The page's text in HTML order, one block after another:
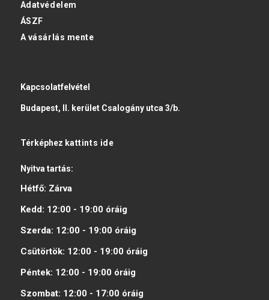
Adatvédelem
ÁSZF
A vásárlás mente
Kapcsolatfelvétel
Budapest, II. kerület Csalogány utca 3/b.
Térképhez kattints ide
Nyitva tartás:
Hétfő: Zárva
Kedd: 12:00 - 19:00 óráig
Szerda: 12:00 - 19:00 óráig
Csütörtök: 12:00 - 19:00 óráig
Péntek: 12:00 - 19:00 óráig
Szombat: 12:00 - 17:00 óráig